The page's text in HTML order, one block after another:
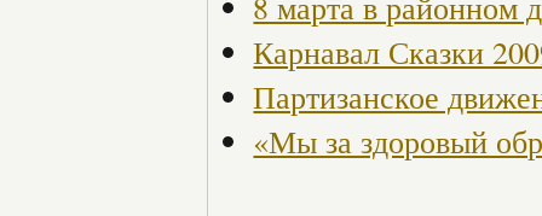
Карнавал Сказки
Партизанское
«Мы за здоровый